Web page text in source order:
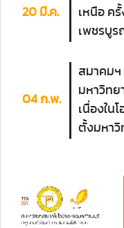
20 มี.ค.
เหนือ ค
เพชรบู
04 ก.พ.
สมาคมฯ
มหาวิทย
เนื่องใน
ตั้งมหาวิ